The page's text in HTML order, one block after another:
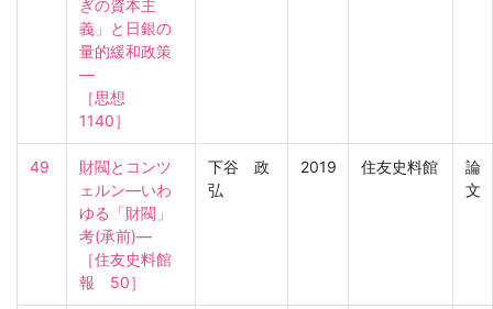
ぎの資本主
義」と日銀の
量的緩和政策
―
［思想
1140］
49
財閥とコンツ
ェルン―いわ
ゆる「財閥」
考(承前)―
［住友史料館
報　50］
下谷 政
弘
2019 住友史料館
論
文